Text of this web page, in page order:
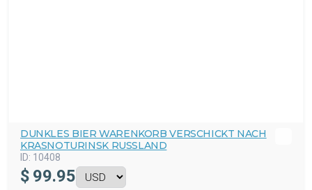
DUNKLES BIER WARENKORB VERSCHICKT NACH
KRASNOTURINSK RUSSLAND
ID: 10408
$ 99.95